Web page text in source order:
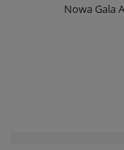
Nowa Gala